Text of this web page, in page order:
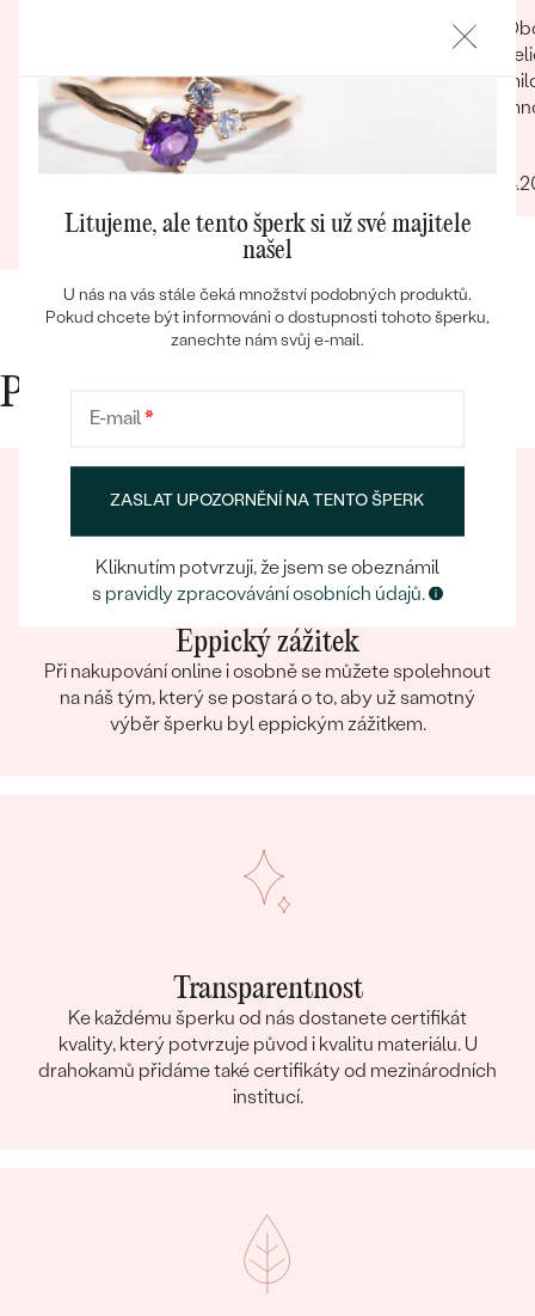
Bestsellery
OBJEVIT
doporučuji
Krásné originální šperky, které jinde
nenajdete Kvalitní zpracování Krásné balení
Super komunikace Vstřícný přístup
Možnost personalizace šperků
Adriana
22.09.2025
Zobrazit celou recenzi
Proč nakupovat v Eppi
Eppický zážitek
Při nakupování online i osobně se můžete spolehnout
na náš tým, který se postará o to, aby už samotný
výběr šperku byl eppickým zážitkem.
Transparentnost
Ke každému šperku od nás dostanete certifikát
kvality, který potvrzuje původ i kvalitu materiálu. U
drahokamů přidáme také certifikáty od mezinárodních
institucí.
Litujeme, ale tento šperk si už své majitele
našel
U nás na vás stále čeká množství podobných produktů.
Pokud chcete být informováni o dostupnosti tohoto šperku,
zanechte nám svůj e-mail.
E-mail*
ZASLAT UPOZORNĚNÍ NA TENTO ŠPERK
Kliknutím potvrzuji, že jsem se obeznámil
s pravidly zpracovávání osobních údajů.